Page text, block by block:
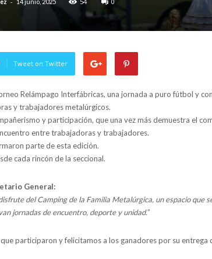
Tweet on Twitter
Relámpago Interfábricas, una jornada a puro fútbol y
y trabajadores metalúrgicos.
y participación, que una vez más demuestra el
entre trabajadoras y trabajadores.
parte de esta edición.
cada rincón de la seccional.
General:
del Camping de la Familia Metalúrgica, un espacio que
jornadas de encuentro, deporte y unidad.”
participaron y felicitamos a los ganadores por su entrega